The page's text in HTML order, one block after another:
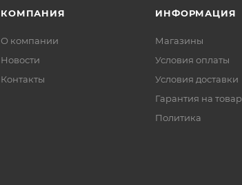
КОМПАНИЯ
О компании
Новости
Контакты
ИНФОРМАЦИЯ
Магазины
Условия оплаты
Условия доставки
Гарантия на товар
Политика